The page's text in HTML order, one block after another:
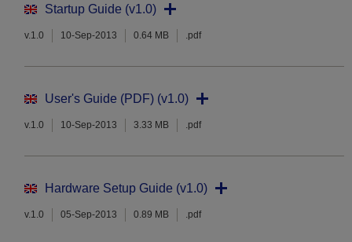
Startup Guide (v1.0)
v.1.0 10-Sep-2013 0.64 MB .pdf
User's Guide (PDF) (v1.0)
v.1.0 10-Sep-2013 3.33 MB .pdf
Hardware Setup Guide (v1.0)
v.1.0 05-Sep-2013 0.89 MB .pdf